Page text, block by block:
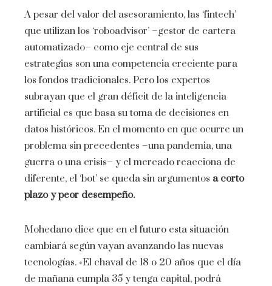
A pesar del valor del asesoramiento, las ‘fintech’
que utilizan los ‘roboadvisor’ –gestor de cartera
automatizado– como eje central de sus
estrategias son una competencia creciente para
los fondos tradicionales. Pero los expertos
subrayan que el gran déficit de la inteligencia
artificial es que basa su toma de decisiones en
datos históricos. En el momento en que ocurre un
problema sin precedentes –una pandemia, una
guerra o una crisis– y el mercado reacciona de
diferente, el ‘bot’ se queda sin argumentos a corto
plazo y peor desempeño.
Mohedano dice que en el futuro esta situación
cambiará según vayan avanzando las nuevas
tecnologías. «El chaval de 18 o 20 años que el día
de mañana cumpla 35 y tenga capital, podrá